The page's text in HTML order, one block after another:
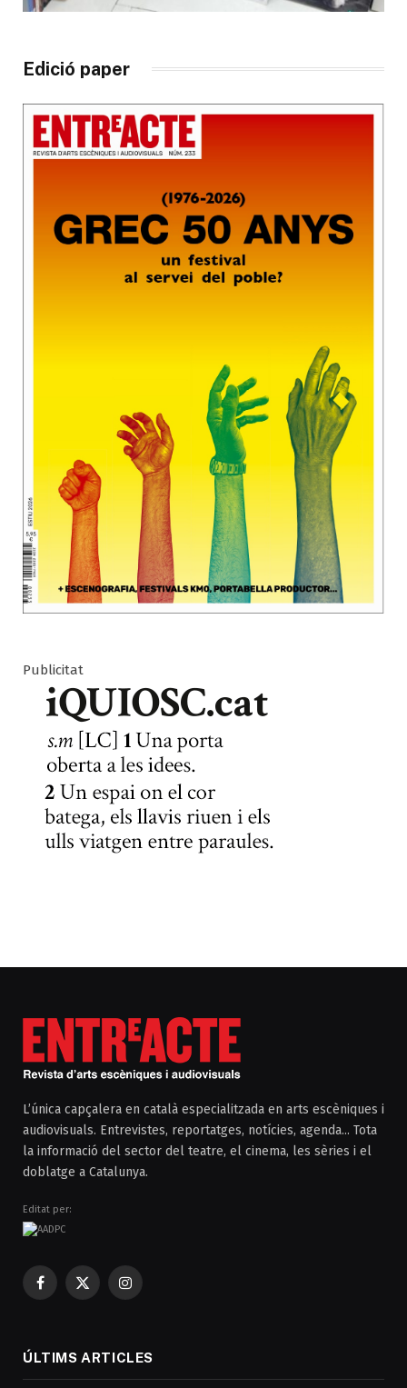
Edició paper
Publicitat
L’única capçalera en català especialitzada en arts escèniques i
audiovisuals. Entrevistes, reportatges, notícies, agenda... Tota
la informació del sector del teatre, el cinema, les sèries i el
doblatge a Catalunya.
Editat per:
Facebook
X
Instagram
ÚLTIMS ARTICLES